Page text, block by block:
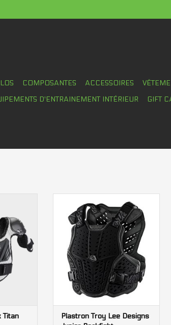
COMPOSANTES ACCESSOIRES
D'ENTRAINEMENT INTÉRIEUR
GIFT
Titan
Rockfight
AJOUTER AU PANIER
Plastron Troy Lee Designs